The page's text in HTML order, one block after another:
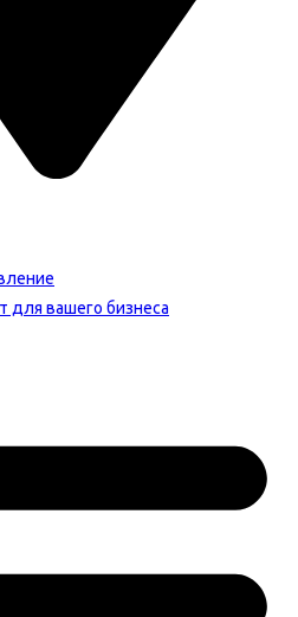
для вашего бизнеса​